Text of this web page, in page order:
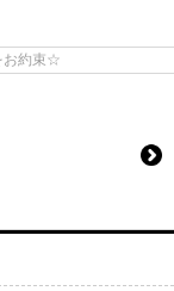
お約束☆